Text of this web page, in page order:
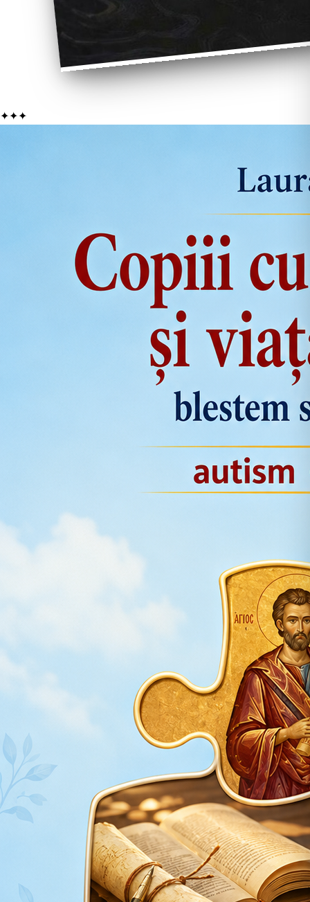
✦✦✦